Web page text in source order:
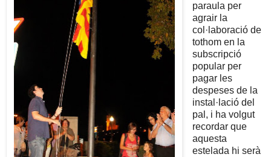
paraula per
agrair la
col·laboració de
tothom en la
subscripció
popular per
pagar les
despeses de la
instal·lació del
pal, i ha volgut
recordar que
aquesta
estelada hi serà